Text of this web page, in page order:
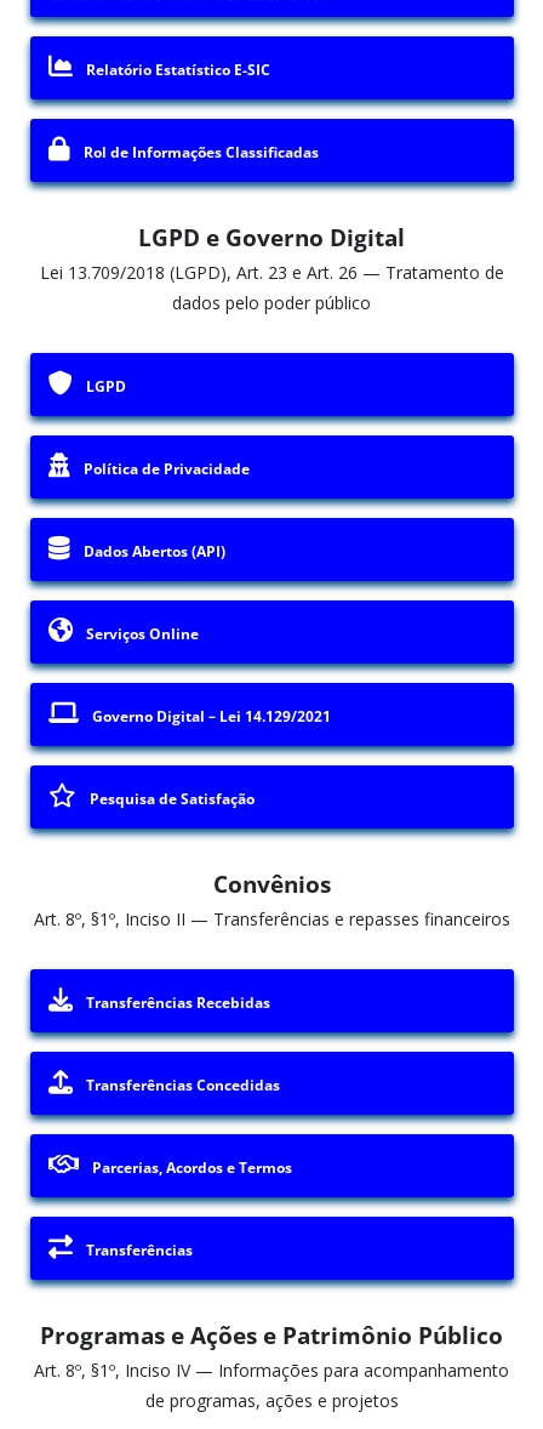
Relatório Estatístico E-SIC
Rol de Informações Classificadas
LGPD e Governo Digital
Lei 13.709/2018 (LGPD), Art. 23 e Art. 26 — Tratamento de
dados pelo poder público
LGPD
Política de Privacidade
Dados Abertos (API)
Serviços Online
Governo Digital – Lei 14.129/2021
Pesquisa de Satisfação
Convênios
Art. 8º, §1º, Inciso II — Transferências e repasses financeiros
Transferências Recebidas
Transferências Concedidas
Parcerias, Acordos e Termos
Transferências
Programas e Ações e Patrimônio Público
Art. 8º, §1º, Inciso IV — Informações para acompanhamento
de programas, ações e projetos